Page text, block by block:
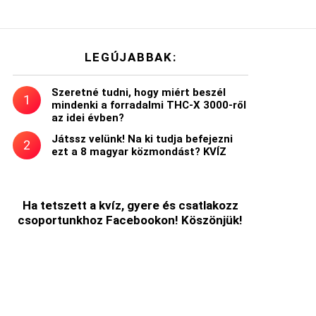
LEGÚJABBAK:
Szeretné tudni, hogy miért beszél
mindenki a forradalmi THC-X 3000-ről
az idei évben?
Játssz velünk! Na ki tudja befejezni
ezt a 8 magyar közmondást? KVÍZ
Ha tetszett a kvíz, gyere és csatlakozz
csoportunkhoz Facebookon! Köszönjük!